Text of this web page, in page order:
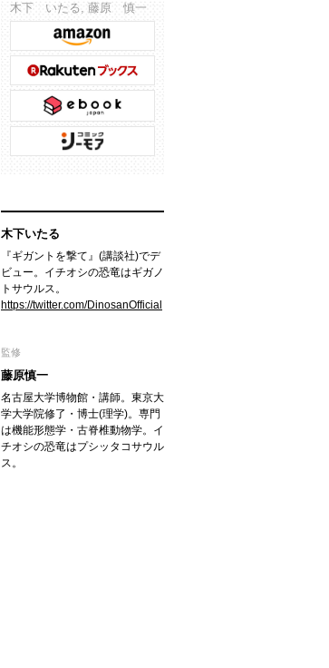
木下 いたる, 藤原 慎一
木下いたる
『ギガントを撃て』(講談社)でデ
ビュー。イチオシの恐竜はギガノ
トサウルス。
https://twitter.com/DinosanOfficial
監修
藤原慎一
名古屋大学博物館・講師。東京大
学大学院修了・博士(理学)。専門
は機能形態学・古脊椎動物学。イ
チオシの恐竜はプシッタコサウル
ス。